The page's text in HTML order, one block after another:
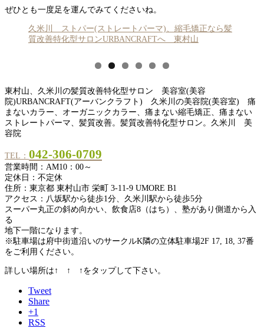
ぜひとも一度足を運んでみてくださいね。
久米川 ストパー(ストレートパーマ)、縮毛矯正なら髪
質改善特化型サロンURBANCRAFTへ 東村山
東村山、久米川の髪質改善特化型サロン 美容室(美容
院)URBANCRAFT(アーバンクラフト) 久米川の美容院(美容室) 痛
まないカラー、オーガニックカラー、痛まない縮毛矯正、痛まない
ストレートパーマ、髪質改善。髪質改善特化型サロン。久米川 美
容院
TEL： 042-306-0709
営業時間：AM10：00～
定休日：不定休
住所：東京都 東村山市 栄町 3-11-9 UMORE B1
アクセス：八坂駅から徒歩1分、久米川駅から徒歩5分
スーパー丸正の斜め向かい、飲食店8（はち）、塾があり側道から入
る
地下一階になります。
※駐車場は府中街道沿いのサークルK隣の立体駐車場2F 17, 18, 37番
をご利用ください。
詳しい場所は↑ ↑ ↑をタップして下さい。
Tweet
Share
+1
RSS